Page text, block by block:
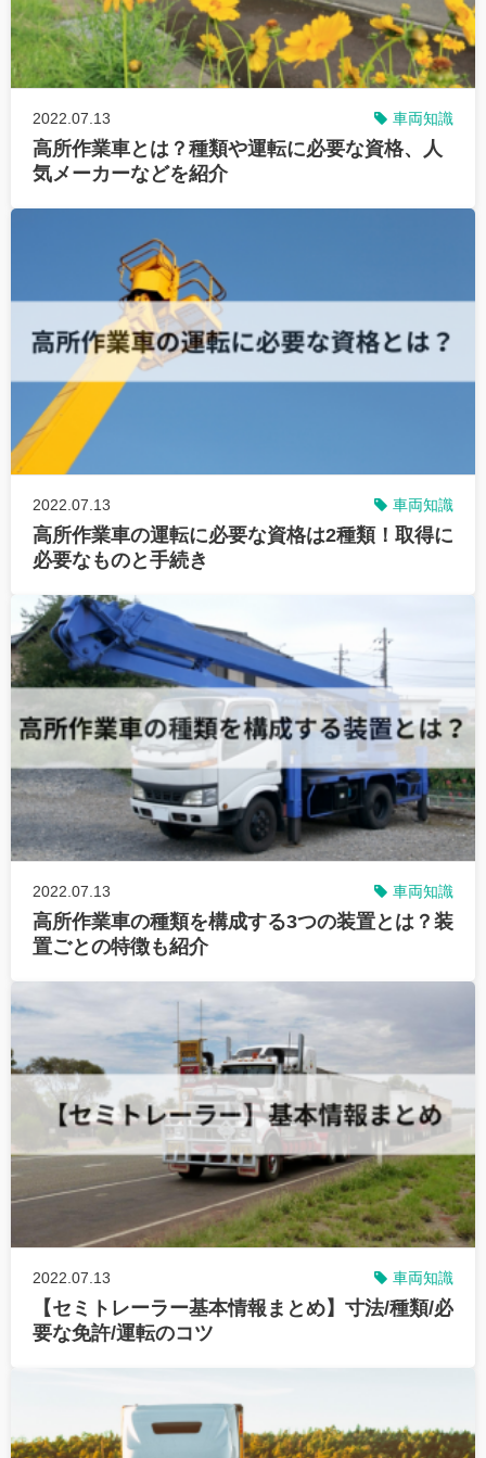
2022.07.13 車両知識
高所作業車とは？種類や運転に必要な資格、人
気メーカーなどを紹介
2022.07.13 車両知識
高所作業車の運転に必要な資格は2種類！取得に
必要なものと手続き
2022.07.13 車両知識
高所作業車の種類を構成する3つの装置とは？装
置ごとの特徴も紹介
2022.07.13 車両知識
【セミトレーラー基本情報まとめ】寸法/種類/必
要な免許/運転のコツ